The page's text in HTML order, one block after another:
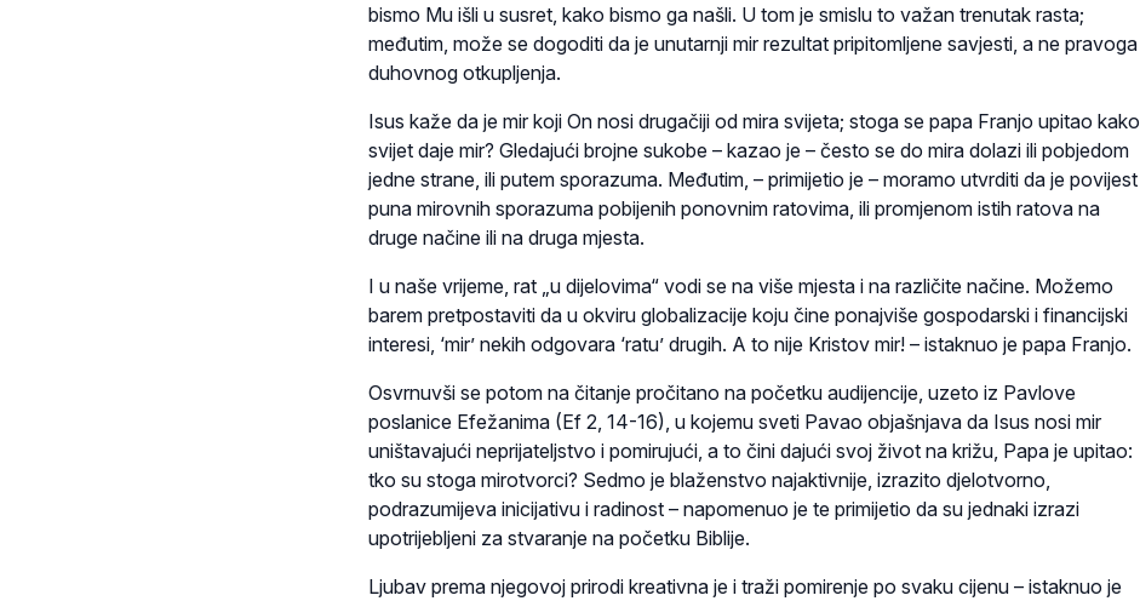
bismo Mu išli u susret, kako bismo ga našli. U tom je smislu to važan trenutak rasta;
međutim, može se dogoditi da je unutarnji mir rezultat pripitomljene savjesti, a ne pravoga
duhovnog otkupljenja.
Isus kaže da je mir koji On nosi drugačiji od mira svijeta; stoga se papa Franjo upitao kako
svijet daje mir? Gledajući brojne sukobe – kazao je – često se do mira dolazi ili pobjedom
jedne strane, ili putem sporazuma. Međutim, – primijetio je – moramo utvrditi da je povijest
puna mirovnih sporazuma pobijenih ponovnim ratovima, ili promjenom istih ratova na
druge načine ili na druga mjesta.
I u naše vrijeme, rat „u dijelovima“ vodi se na više mjesta i na različite načine. Možemo
barem pretpostaviti da u okviru globalizacije koju čine ponajviše gospodarski i financijski
interesi, ‘mir’ nekih odgovara ‘ratu’ drugih. A to nije Kristov mir! – istaknuo je papa Franjo.
Osvrnuvši se potom na čitanje pročitano na početku audijencije, uzeto iz Pavlove
poslanice Efežanima (Ef 2, 14-16), u kojemu sveti Pavao objašnjava da Isus nosi mir
uništavajući neprijateljstvo i pomirujući, a to čini dajući svoj život na križu, Papa je upitao:
tko su stoga mirotvorci? Sedmo je blaženstvo najaktivnije, izrazito djelotvorno,
podrazumijeva inicijativu i radinost – napomenuo je te primijetio da su jednaki izrazi
upotrijebljeni za stvaranje na početku Biblije.
Ljubav prema njegovoj prirodi kreativna je i traži pomirenje po svaku cijenu – istaknuo je